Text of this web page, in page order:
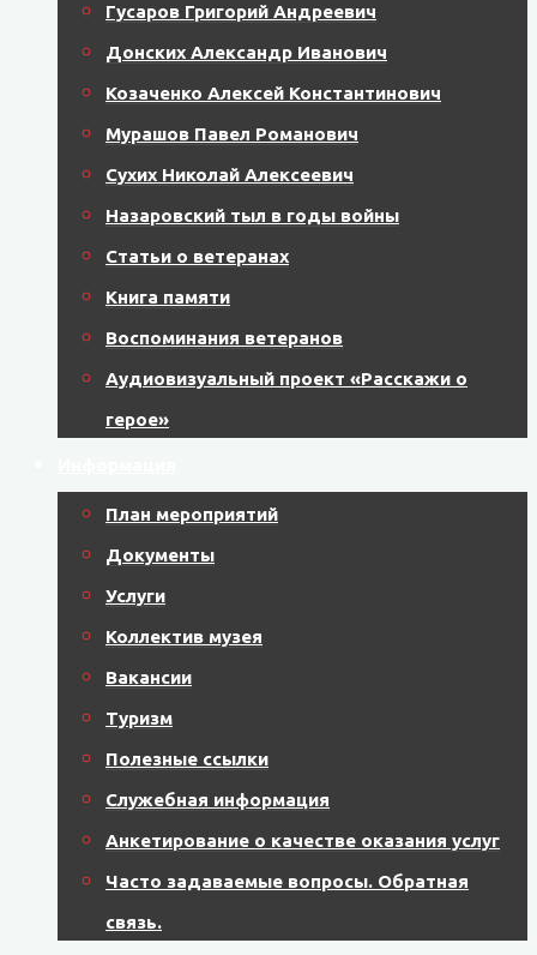
Гусаров Григорий Андреевич
Донских Александр Иванович
Козаченко Алексей Константинович
Мурашов Павел Романович
Сухих Николай Алексеевич
Назаровский тыл в годы войны
Статьи о ветеранах
Книга памяти
Воспоминания ветеранов
Аудиовизуальный проект «Расскажи о
герое»
План мероприятий
Документы
Услуги
Коллектив музея
Вакансии
Туризм
Полезные ссылки
Служебная информация
Анкетирование о качестве оказания услуг
Часто задаваемые вопросы. Обратная
связь.